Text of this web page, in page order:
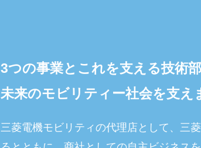
3つの事業とこれを支える技術
未来のモビリティー社会を支え
三菱電機モビリティの代理店として、三